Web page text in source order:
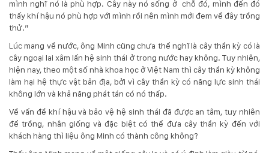
mình nghĩ nó là phù hợp. Cây này nó sống ở chỗ đó, mình đến đó
thấy khí hậu nó phù hợp với mình rồi nên mình mới đem về đây trồng
thử.”
Lúc mang về nước, ông Minh cũng chưa thể nghĩ là cây thần kỳ có là
cây ngoại lai xâm lấn hệ sinh thái ở trong nước hay không. Tuy nhiên,
hiện nay, theo một số nhà khoa học ở Việt Nam thì cây thần kỳ không
làm hại hệ thực vật bản địa, bởi vì cây thần kỳ có năng lực sinh thái
không lớn và khả năng phát tán có nó thấp.
Về vấn đề khí hậu và bảo vệ hệ sinh thái đã được an tâm, tuy nhiên
để trồng, nhân giống và đặc biệt có thể đưa cây thần kỳ đến với
khách hàng thì liệu ông Minh có thành công không?